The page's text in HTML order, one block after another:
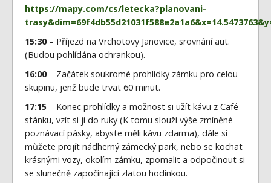
https://mapy.com/cs/letecka?planovani-
15:30– Příjezd na Vrchotovy Janovice, srovnání aut.
(Budou pohlídána ochrankou).
16:00– Začátek soukromé prohlídky zámku pro celou
skupinu, jenž bude trvat 60 minut.
17:15 – Konec prohlídky a možnost si užít kávu z Café
stánku, vzít si ji do ruky (K tomu slouží výše zmíněné
poznávací pásky, abyste měli kávu zdarma), dále si
můžete projít nádherný zámecký park, nebo se kochat
krásnými vozy, okolím zámku, zpomalit a odpočinout si
se slunečně započínající zlatou hodinkou.